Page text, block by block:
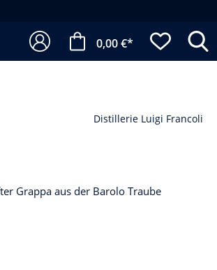
0,00 €*
Distillerie Luigi Francoli
Grappa aus der Barolo Traube